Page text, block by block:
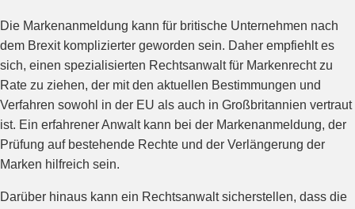
Die Markenanmeldung kann für britische Unternehmen nach
dem Brexit komplizierter geworden sein. Daher empfiehlt es
sich, einen spezialisierten Rechtsanwalt für Markenrecht zu
Rate zu ziehen, der mit den aktuellen Bestimmungen und
Verfahren sowohl in der EU als auch in Großbritannien vertraut
ist. Ein erfahrener Anwalt kann bei der Markenanmeldung, der
Prüfung auf bestehende Rechte und der Verlängerung der
Marken hilfreich sein.
Darüber hinaus kann ein Rechtsanwalt sicherstellen, dass die